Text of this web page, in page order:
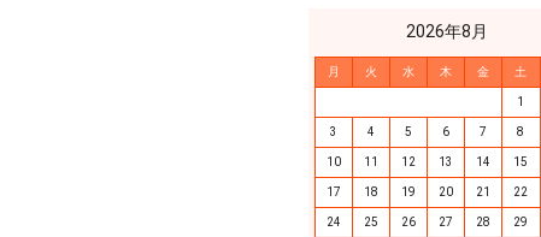
2026年8月
月 火 水 木 金 土
1
3 4 5 6 7 8
10 11 12 13 14 15
17 18 19 20 21 22
24 25 26 27 28 29